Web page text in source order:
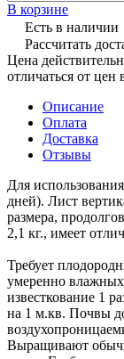
В корзине
Есть в наличии
Рассчитать
Цена
отличаться от
Описание
Оплата
Доставка
Отзывы
Для
дней). Лист
размера,
2,1 кг., имеет
Требует
умеренно
известкование 1
на 1 м.кв. Почвы
Выращивают